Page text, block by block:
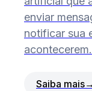
enviar
notificar sua
acontecerem.
Saiba mais→